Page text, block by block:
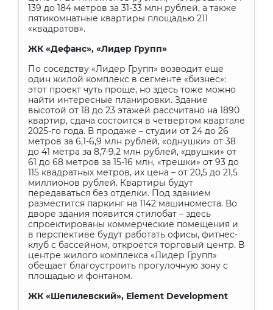
139 до 184 метров за 31-33 млн рублей, а также
пятикомнатные квартиры площадью 211
«квадратов».
ЖК «Дефанс», «Лидер Групп»
По соседству «Лидер Групп» возводит еще
один жилой комплекс в сегменте «бизнес»:
этот проект чуть проще, но здесь тоже можно
найти интересные планировки. Здание
высотой от 18 до 23 этажей рассчитано на 1890
квартир, сдача состоится в четвертом квартале
2025-го года. В продаже – студии от 24 до 26
метров за 6,1-6,9 млн рублей, «однушки» от 38
до 41 метра за 8,7-9,2 млн рублей, «двушки» от
61 до 68 метров за 15-16 млн, «трешки» от 93 до
115 квадратных метров, их цена – от 20,5 до 21,5
миллионов рублей. Квартиры будут
передаваться без отделки. Под зданием
разместится паркинг на 1142 машиноместа. Во
дворе здания появится стилобат – здесь
спроектированы коммерческие помещения и
в перспективе будут работать офисы, фитнес-
клуб с бассейном, откроется торговый центр. В
центре жилого комплекса «Лидер Групп»
обещает благоустроить прогулочную зону с
площадью и фонтаном.
ЖК «Шепилевский», Element Development